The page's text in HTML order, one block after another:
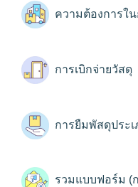
ความต้องการใ
การเบิกจ่ายวัสดุ
การยืมพัสดุประ
รวมแบบฟอร์ม (